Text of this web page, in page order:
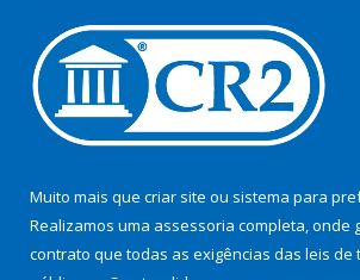
Muito mais que criar site ou sistema para
Realizamos uma assessoria completa, onde
contrato que todas as exigências das leis de